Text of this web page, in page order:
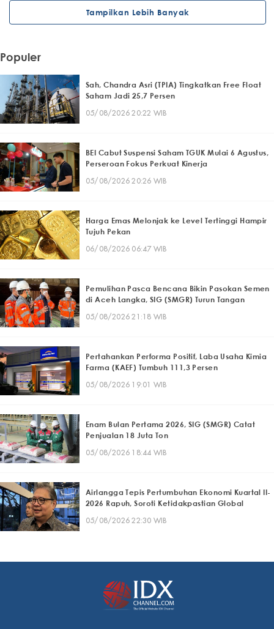
Tampilkan Lebih Banyak
Populer
Sah, Chandra Asri (TPIA) Tingkatkan Free Float
Saham Jadi 25,7 Persen
05/08/2026 20:22 WIB
BEI Cabut Suspensi Saham TGUK Mulai 6 Agustus,
Perseroan Fokus Perkuat Kinerja
05/08/2026 20:26 WIB
Harga Emas Melonjak ke Level Tertinggi Hampir
Tujuh Pekan
06/08/2026 06:47 WIB
Pemulihan Pasca Bencana Bikin Pasokan Semen
di Aceh Langka, SIG (SMGR) Turun Tangan
05/08/2026 21:18 WIB
Pertahankan Performa Positif, Laba Usaha Kimia
Farma (KAEF) Tumbuh 111,3 Persen
05/08/2026 19:01 WIB
Enam Bulan Pertama 2026, SIG (SMGR) Catat
Penjualan 18 Juta Ton
05/08/2026 18:44 WIB
Airlangga Tepis Pertumbuhan Ekonomi Kuartal II-
2026 Rapuh, Soroti Ketidakpastian Global
05/08/2026 22:30 WIB